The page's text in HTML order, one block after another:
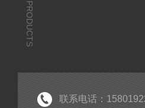
PRODUCTS
联系电话：